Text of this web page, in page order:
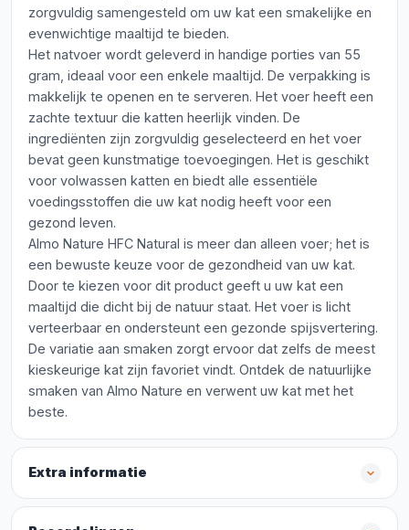
zorgvuldig samengesteld om uw kat een smakelijke en
evenwichtige maaltijd te bieden.
Het natvoer wordt geleverd in handige porties van 55
gram, ideaal voor een enkele maaltijd. De verpakking is
makkelijk te openen en te serveren. Het voer heeft een
zachte textuur die katten heerlijk vinden. De
ingrediënten zijn zorgvuldig geselecteerd en het voer
bevat geen kunstmatige toevoegingen. Het is geschikt
voor volwassen katten en biedt alle essentiële
voedingsstoffen die uw kat nodig heeft voor een
gezond leven.
Almo Nature HFC Natural is meer dan alleen voer; het is
een bewuste keuze voor de gezondheid van uw kat.
Door te kiezen voor dit product geeft u uw kat een
maaltijd die dicht bij de natuur staat. Het voer is licht
verteerbaar en ondersteunt een gezonde spijsvertering.
De variatie aan smaken zorgt ervoor dat zelfs de meest
kieskeurige kat zijn favoriet vindt. Ontdek de natuurlijke
smaken van Almo Nature en verwent uw kat met het
beste.
Extra informatie